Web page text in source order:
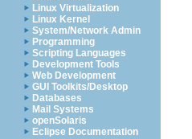
Linux Virtualization
Linux Kernel
System/Network Admin
Programming
Scripting Languages
Development Tools
Web Development
GUI Toolkits/Desktop
Databases
Mail Systems
openSolaris
Eclipse Documentation